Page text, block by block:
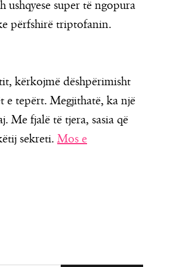
ushqyese super të ngopura
përfshirë triptofanin.
kërkojmë dëshpërimisht
e tepërt. Megjithatë, ka një
Me fjalë të tjera, sasia që
sekreti.Mos e